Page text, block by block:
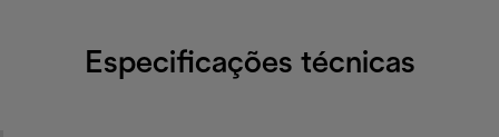
Especificações técnicas